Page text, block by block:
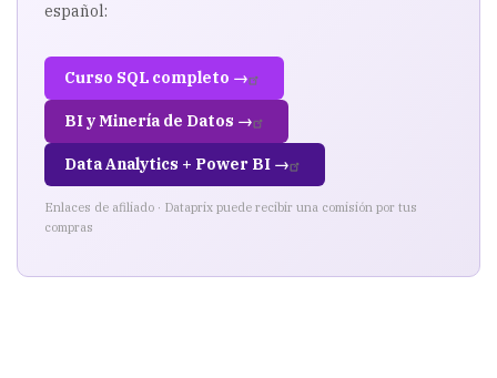
español:
Curso SQL completo →
BI y Minería de Datos →
Data Analytics + Power BI →
Enlaces de afiliado · Dataprix puede recibir una comisión por tus
compras